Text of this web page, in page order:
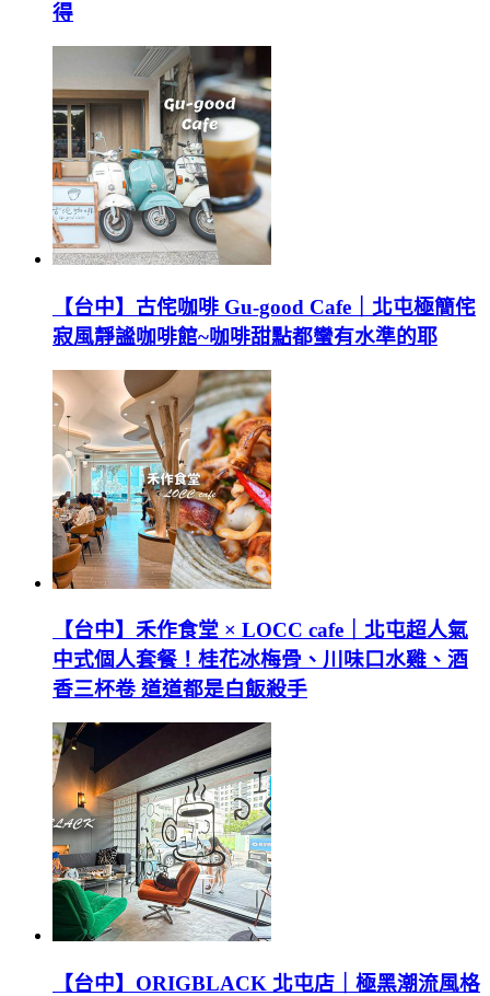
得
【台中】古侘咖啡 Gu-good Cafe｜北屯極簡侘
寂風靜謐咖啡館~咖啡甜點都蠻有水準的耶
【台中】禾作食堂 × LOCC cafe｜北屯超人氣
中式個人套餐！桂花冰梅骨、川味口水雞、酒
香三杯卷 道道都是白飯殺手
【台中】ORIGBLACK 北屯店｜極黑潮流風格